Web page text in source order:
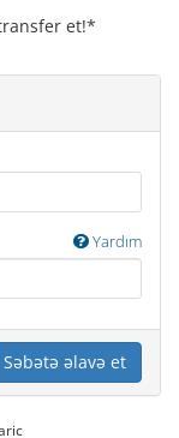
et!*
Yardım
Səbətə əlavə et